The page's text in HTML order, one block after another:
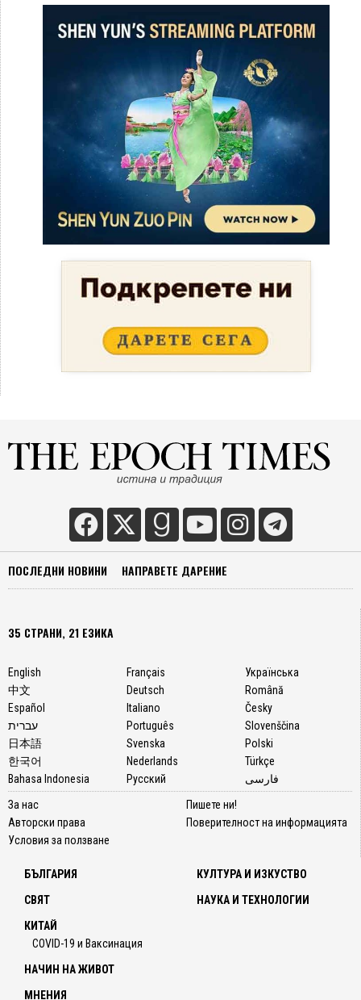
ПОСЛЕДНИ НОВИНИ НАПРАВЕТЕ ДАРЕНИЕ
35 СТРАНИ, 21 ЕЗИКА
English
中文
Español
עברית
日本語
한국어
Bahasa Indonesia
Français
Deutsch
Italiano
Português
Svenska
Nederlands
Русский
Українська
Română
Česky
Slovenščina
Polski
Türkçe
فارسی
За нас
Авторски права
Условия за ползване
Пишете ни!
Поверителност на информацията
БЪЛГАРИЯ
СВЯТ
КИТАЙ
COVID-19 и Ваксинация
КУЛТУРА И ИЗКУСТВО
НАУКА И ТЕХНОЛОГИИ
НАЧИН НА ЖИВОТ
МНЕНИЯ